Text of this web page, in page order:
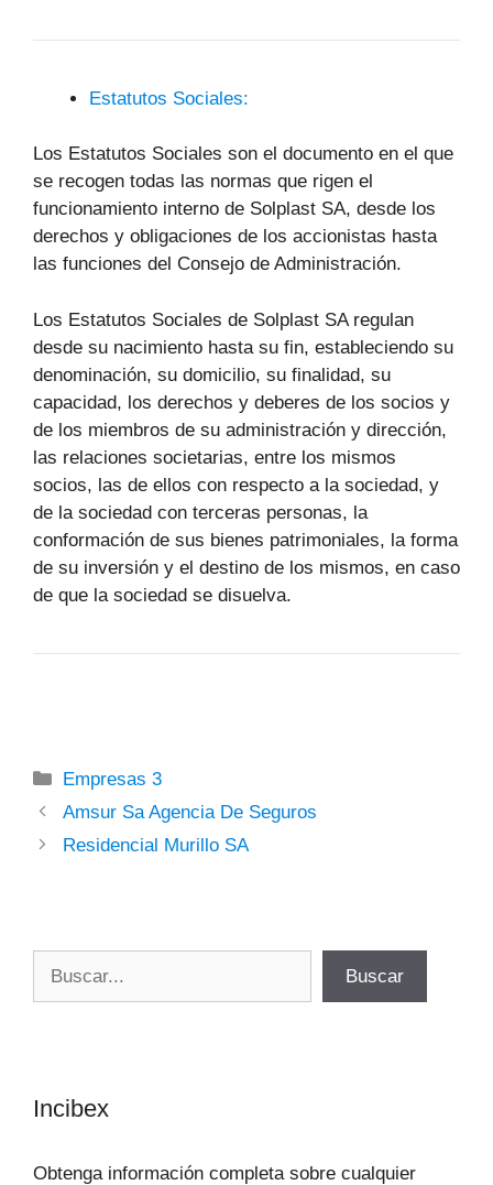
Estatutos Sociales:
Los Estatutos Sociales son el documento en el que
se recogen todas las normas que rigen el
funcionamiento interno de Solplast SA, desde los
derechos y obligaciones de los accionistas hasta
las funciones del Consejo de Administración.
Los Estatutos Sociales de Solplast SA regulan
desde su nacimiento hasta su fin, estableciendo su
denominación, su domicilio, su finalidad, su
capacidad, los derechos y deberes de los socios y
de los miembros de su administración y dirección,
las relaciones societarias, entre los mismos
socios, las de ellos con respecto a la sociedad, y
de la sociedad con terceras personas, la
conformación de sus bienes patrimoniales, la forma
de su inversión y el destino de los mismos, en caso
de que la sociedad se disuelva.
Categorías
Empresas 3
Amsur Sa Agencia De Seguros
Residencial Murillo SA
Buscar
Incibex
Obtenga información completa sobre cualquier